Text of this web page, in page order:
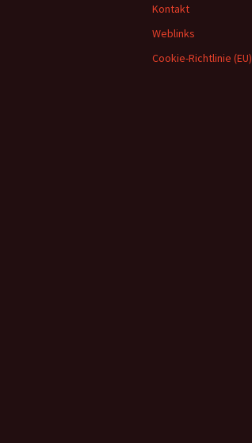
Kontakt
Weblinks
Cookie-Richtlinie (EU)